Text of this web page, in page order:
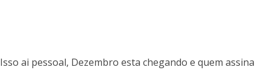
Isso ai pessoal, Dezembro esta chegando e quem